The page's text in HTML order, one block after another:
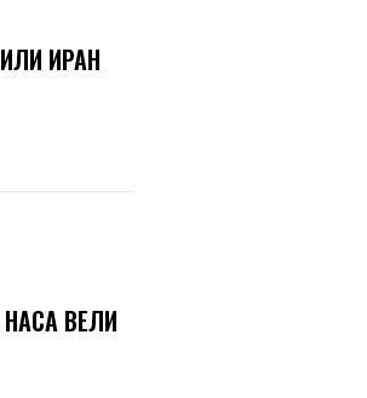
ИРАН
ВЕЛИ